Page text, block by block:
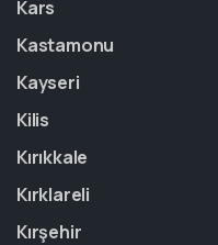
Kars
Kastamonu
Kayseri
Kilis
Kırıkkale
Kırklareli
Kırşehir